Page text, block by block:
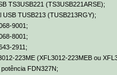
TS3USB221 (TS3USB221ARSE);
USB TUSB213 (TUSB213RGY);
9001;
8001;
2911;
223ME (XFL3012-223MEB ou
FDN327N;